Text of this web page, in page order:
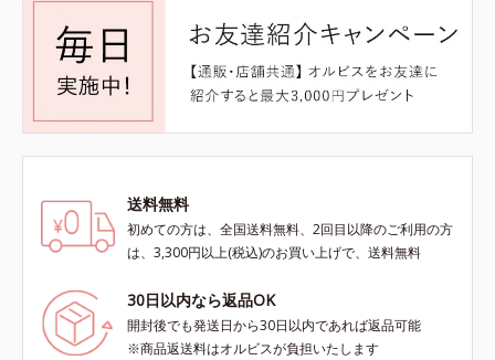
送料無料
初めての方は、全国送料無料、2回目以降のご利用の方
は、3,300円以上(税込)のお買い上げで、送料無料
30日以内なら返品OK
開封後でも発送日から30日以内であれば返品可能
※商品返送料はオルビスが負担いたします